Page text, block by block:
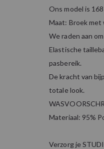
Ons model is
Maat: Broek met
We raden aan
Elastische
pasbereik.
De kracht van
totale look.
Materiaal: 95%
Verzorg je